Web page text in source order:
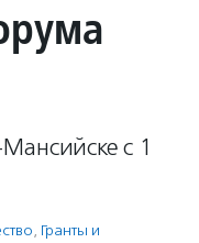
с 1
, Гранты и